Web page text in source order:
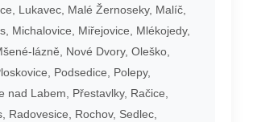
Lukavec, Malé Žernoseky, Malíč,
Michalovice, Miřejovice, Mlékojedy,
lázně, Nové Dvory, Oleško,
Podsedice, Polepy,
nad Labem, Přestavlky, Račice,
Radovesice, Rochov, Sedlec,